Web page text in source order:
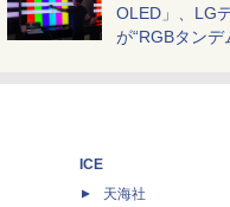
OLED」、LG
が“RGBタンデ
ICE
天海社